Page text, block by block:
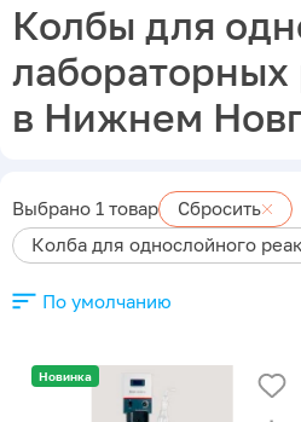
Колбы для
лабораторных
в Нижнем
Выбрано 1 товар
Сбросить
Колба для однослойного
По умолчанию
Новинка